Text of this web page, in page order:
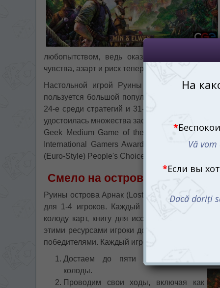
любопытством, ведь оказывается, что они
чувства, азарт и риск теперь сопровождают
Настольной игрой Руины острова Арнак
пользуется большой популярностью в
24-е среди стратегий и 31-е в общем
удостоилась множества заслуженных наград,
Geek Medium Game of the Year (2020), 5
International Gamers Award Multi-player
(Euro-Style) People's Choice Award (2022).
Смело на остров ступай,
Руины острова Арнак (Lost Ruins of Arnak)
для 1-4 игроков. Каждый из них получает
колоду карт, книгу для исследований и лупу
этими ресурсами игроки должны выживать в
победителями. Каждый игровой раунд состоит
Достаем до пяти карт из своей
колоды.
Проводим свои ходы, включая как